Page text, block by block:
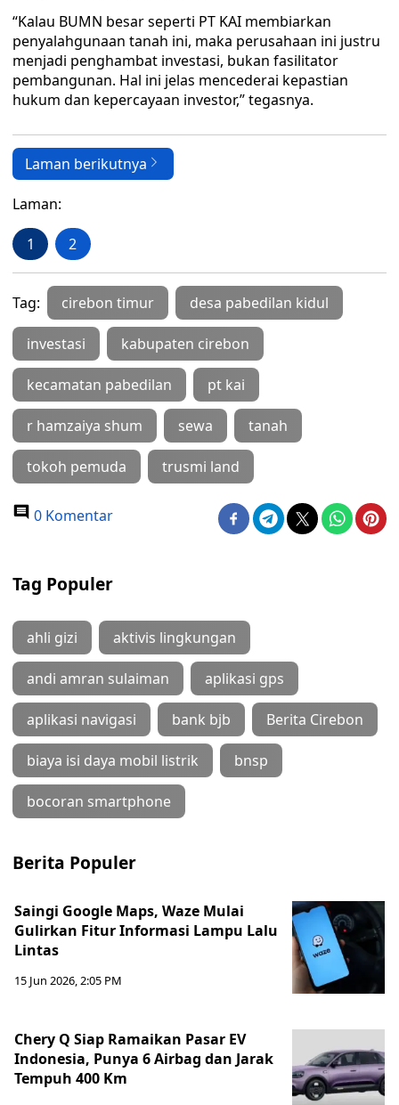
“Kalau BUMN besar seperti PT KAI membiarkan
penyalahgunaan tanah ini, maka perusahaan ini justru
menjadi penghambat investasi, bukan fasilitator
pembangunan. Hal ini jelas mencederai kepastian
hukum dan kepercayaan investor,” tegasnya.
Laman berikutnya
Laman:
1 2
Tag: cirebon timur desa pabedilan kidul
investasi kabupaten cirebon
kecamatan pabedilan pt kai
r hamzaiya shum sewa tanah
tokoh pemuda trusmi land
0 Komentar
Tag Populer
ahli gizi aktivis lingkungan
andi amran sulaiman aplikasi gps
aplikasi navigasi bank bjb Berita Cirebon
biaya isi daya mobil listrik bnsp
bocoran smartphone
Berita Populer
Saingi Google Maps, Waze Mulai
Gulirkan Fitur Informasi Lampu Lalu
Lintas
15 Jun 2026, 2:05 PM
Chery Q Siap Ramaikan Pasar EV
Indonesia, Punya 6 Airbag dan Jarak
Tempuh 400 Km